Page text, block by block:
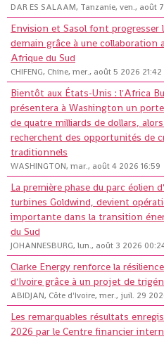
DAR ES SALAAM, Tanzanie, ven., août
Envision et Sasol font progresser
demain grâce à une collaboration
Afrique du Sud
CHIFENG, Chine, mer., août 5 2026 21:42
Bientôt aux États-Unis : l'Africa
présentera à Washington un
de quatre milliards de dollars,
recherchent des opportunités de
traditionnels
WASHINGTON, mar., août 4 2026 16:59
La première phase du parc éolien
turbines Goldwind, devient
importante dans la transition
du Sud
JOHANNESBURG, lun., août 3 2026
Clarke Energy renforce la
d'Ivoire grâce à un projet de
ABIDJAN, Côte d'Ivoire, mer., juil. 29
Les remarquables résultats
2026 par le Centre financier